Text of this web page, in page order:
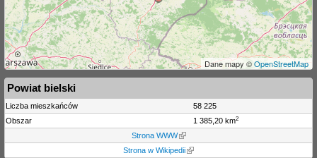
Dane mapy ©OpenStreetMap
Powiat bielski
Liczba mieszkańców
58 225
Obszar
1 385,20 km2
Strona WWW
Strona w Wikipedii